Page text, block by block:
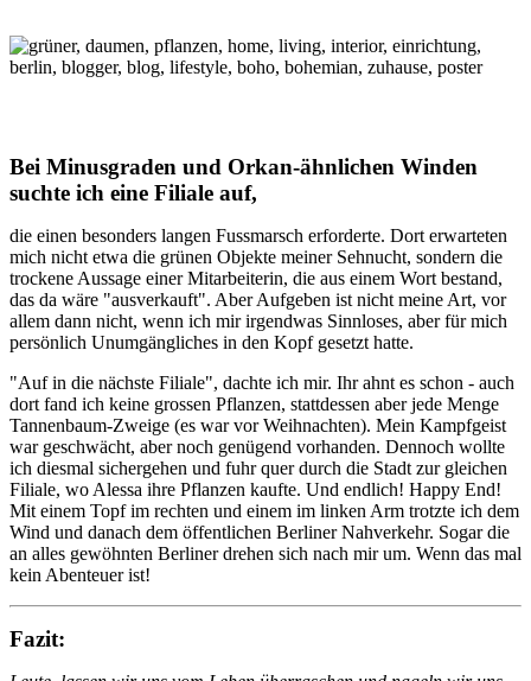
Bei Minusgraden und Orkan-ähnlichen Winden
suchte ich eine Filiale auf,
die einen besonders langen Fussmarsch erforderte. Dort erwarteten
mich nicht etwa die grünen Objekte meiner Sehnucht, sondern die
trockene Aussage einer Mitarbeiterin, die aus einem Wort bestand,
das da wäre "ausverkauft". Aber Aufgeben ist nicht meine Art, vor
allem dann nicht, wenn ich mir irgendwas Sinnloses, aber für mich
persönlich Unumgängliches in den Kopf gesetzt hatte.
"Auf in die nächste Filiale", dachte ich mir. Ihr ahnt es schon - auch
dort fand ich keine grossen Pflanzen, stattdessen aber jede Menge
Tannenbaum-Zweige (es war vor Weihnachten). Mein Kampfgeist
war geschwächt, aber noch genügend vorhanden. Dennoch wollte
ich diesmal sichergehen und fuhr quer durch die Stadt zur gleichen
Filiale, wo Alessa ihre Pflanzen kaufte. Und endlich! Happy End!
Mit einem Topf im rechten und einem im linken Arm trotzte ich dem
Wind und danach dem öffentlichen Berliner Nahverkehr. Sogar die
an alles gewöhnten Berliner drehen sich nach mir um. Wenn das mal
kein Abenteuer ist!
Fazit: